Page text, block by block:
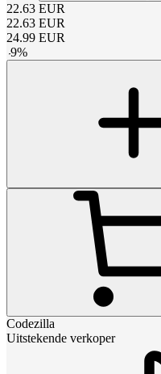
22.63 EUR
22.63 EUR
24.99 EUR
-9%
Codezilla
Uitstekende verkoper